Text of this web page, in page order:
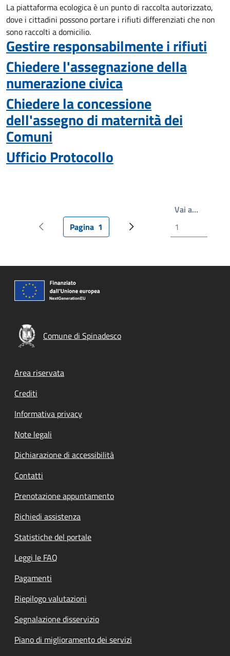
La piattaforma ecologica è un punto di raccolta autorizzato,
dove i cittadini possono portare i rifiuti differenziati che non
sono raccolti a domicilio.
Gestire responsabilmente i rifiuti
Chiedere l'assegnazione della
numerazione civica
Chiedere la concessione
dell'assegno di maternità dei
Comuni
Ufficio Protocollo
Pagina precedentePagina attuale
Pagina 1 Pagina successiva
Vai a…
Comune di Spinadesco
Footer menu
Area riservata
Crediti
Informativa privacy
Note legali
Dichiarazione di accessibilità
Contatti
Prenotazione appuntamento
Richiedi assistenza
Statistiche del portale
Leggi le FAQ
Pagamenti
Riepilogo valutazioni
Segnalazione disservizio
Piano di miglioramento dei servizi